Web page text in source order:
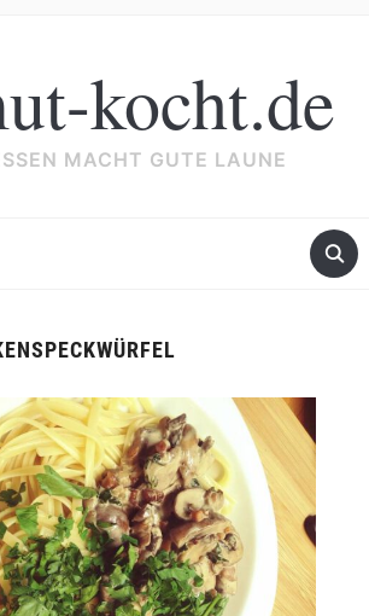
kocht.de
MACHT GUTE LAUNE